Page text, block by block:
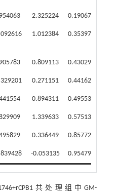
2.325224 0.190672
1.012384 0.353971
0.809113 0.430292
0.271151 0.441625
0.894311 0.495537
1.339633 0.575135
0.336449 0.857724
-0.053135 0.954795
共处理组中GM-